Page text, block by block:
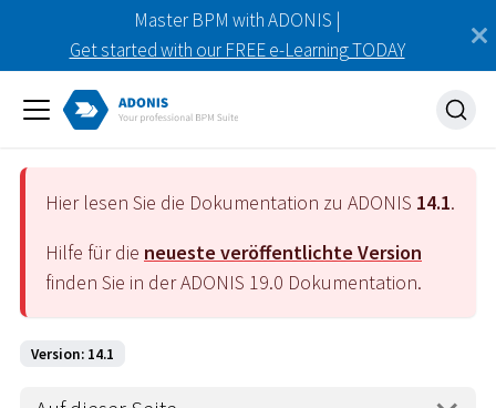
Master BPM with ADONIS |
Get started with our FREE e-Learning TODAY
Hier lesen Sie die Dokumentation zu ADONIS 14.1.
Hilfe für die neueste veröffentlichte Version
finden Sie in der ADONIS 19.0 Dokumentation.
Version: 14.1